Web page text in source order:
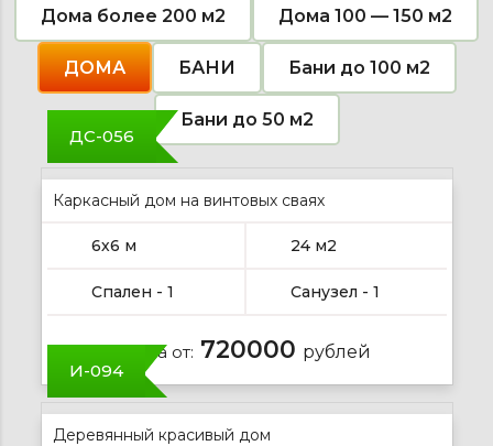
дерева
и
технологий.
здоровье.
экологии.
Красота
надежность.
долгие
годы.
производителя.
Срок
от
70
лет.
Дома более 200 м2 Дома 100 — 150 м2
ДОМА БАНИ Бани до 100 м2
Бани до 50 м2
ДС-056
Каркасный дом на винтовых сваях
6х6 м 24 м2
Спален - 1 Санузел - 1
Цена от: 720000 рублей
И-094
Деревянный красивый дом